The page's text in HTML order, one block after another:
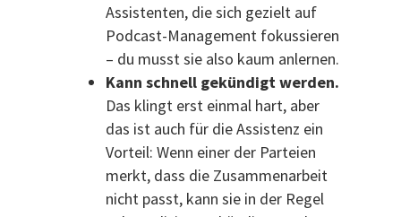
Assistenten, die sich gezielt auf
Podcast-Management fokussieren
– du musst sie also kaum anlernen.
Kann schnell gekündigt werden.
Das klingt erst einmal hart, aber
das ist auch für die Assistenz ein
Vorteil: Wenn einer der Parteien
merkt, dass die Zusammenarbeit
nicht passt, kann sie in der Regel